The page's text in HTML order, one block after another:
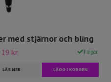
med stjärnor och bling
19 kr I lager.
LÄS MER LÄGG I KORGEN